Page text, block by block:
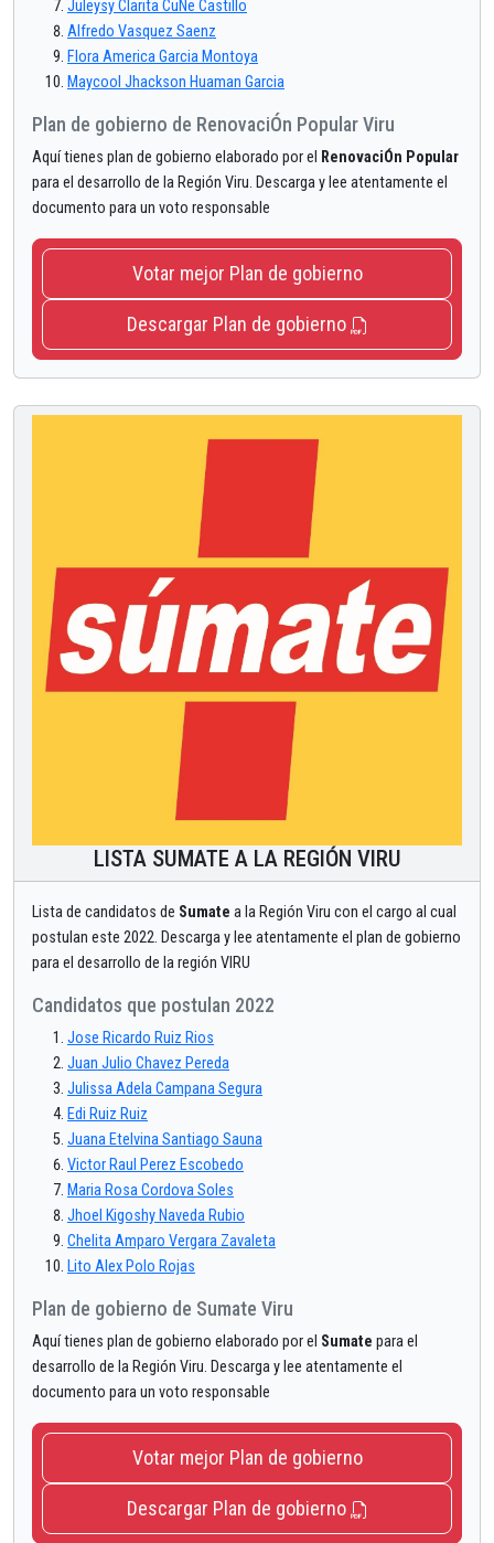
Juleysy Clarita CuÑe Castillo
Alfredo Vasquez Saenz
Flora America Garcia Montoya
Maycool Jhackson Huaman Garcia
Plan de gobierno de RenovaciÓn Popular Viru
Aquí tienes plan de gobierno elaborado por el RenovaciÓn Popular
para el desarrollo de la Región Viru. Descarga y lee atentamente el
documento para un voto responsable
Votar mejor Plan de gobierno
Descargar Plan de gobierno
LISTA SUMATE A LA REGIÓN VIRU
Lista de candidatos de Sumate a la Región Viru con el cargo al cual
postulan este 2022. Descarga y lee atentamente el plan de gobierno
para el desarrollo de la región VIRU
Candidatos que postulan 2022
Jose Ricardo Ruiz Rios
Juan Julio Chavez Pereda
Julissa Adela Campana Segura
Edi Ruiz Ruiz
Juana Etelvina Santiago Sauna
Victor Raul Perez Escobedo
Maria Rosa Cordova Soles
Jhoel Kigoshy Naveda Rubio
Chelita Amparo Vergara Zavaleta
Lito Alex Polo Rojas
Plan de gobierno de Sumate Viru
Aquí tienes plan de gobierno elaborado por el Sumate para el
desarrollo de la Región Viru. Descarga y lee atentamente el
documento para un voto responsable
Votar mejor Plan de gobierno
Descargar Plan de gobierno